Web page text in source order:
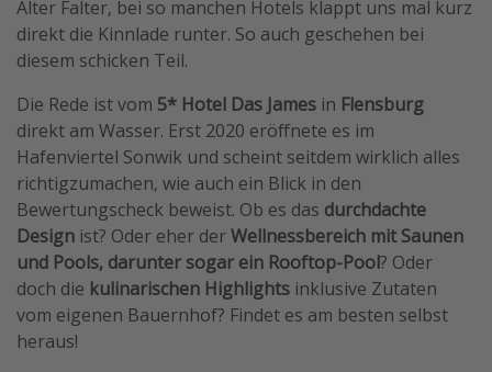
Hotels in Amsterdam
Hotels am Achensee
Weitere Themen
Reise Journal
Familienurlaub in der Türkei
Rundreisen in Thailand
Bahnreisen in der Schweiz
Reisepassfreie Reiseziele
Travel Know How
Alter Falter, bei so manchen Hotels klappt uns mal kurz
direkt die Kinnlade runter. So auch geschehen bei
diesem schicken Teil.
Die Rede ist vom 5* Hotel Das James in Flensburg
direkt am Wasser. Erst 2020 eröffnete es im
Hafenviertel Sonwik und scheint seitdem wirklich alles
richtigzumachen, wie auch ein Blick in den
Bewertungscheck beweist. Ob es das durchdachte
Design ist? Oder eher derWellnessbereich mit Saunen
und Pools, darunter sogar ein Rooftop-Pool? Oder
doch die kulinarischen Highlights inklusive Zutaten
vom eigenen Bauernhof? Findet es am besten selbst
heraus!